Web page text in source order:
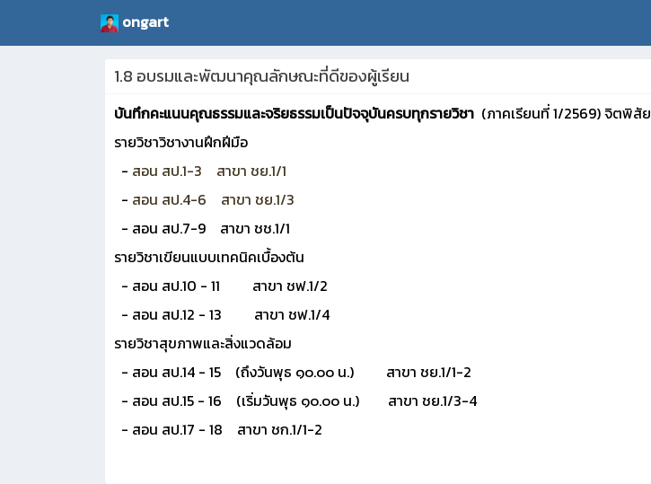
ongart
1.8 อบรมและพัฒนาคุณลักษณะที่ดีของผู้เรียน
บันทึกคะแนนคุณธรรมและจริยธรรมเป็นปัจจุบันครบทุกรายวิชา (ภาคเรียนที่ 1/2569) จิตพิสัย
รายวิชาวิชางานฝึกฝีมือ
- สอน สป.1-3 สาขา ชย.1/1
- สอน สป.4-6 สาขา ชย.1/3
- สอน สป.7-9 สาขา ชช.1/1
รายวิชาเขียนแบบเทคนิคเบื้องต้น
- สอน สป.10 - 11 สาขา ชฟ.1/2
- สอน สป.12 - 13 สาขา ชฟ.1/4
รายวิชาสุขภาพและสิ่งแวดล้อม
- สอน สป.14 - 15 (ถึงวันพุธ ๑๐.๐๐ น.) สาขา ชย.1/1-2
- สอน สป.15 - 16 (เริ่มวันพุธ ๑๐.๐๐ น.) สาขา ชย.1/3-4
- สอน สป.17 - 18 สาขา ชก.1/1-2